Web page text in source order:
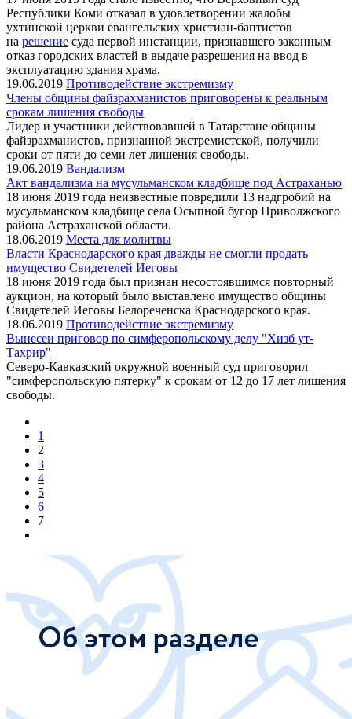
Республики Коми отказал в удовлетворении жалобы
ухтинской церкви евангельских христиан-баптистов
на решение суда первой инстанции, признавшего законным
отказ городских властей в выдаче разрешения на ввод в
эксплуатацию здания храма.
19.06.2019 Противодействие экстремизму
Члены общины файзрахманистов приговорены к реальным
срокам лишения свободы
Лидер и участники действовавшей в Татарстане общины
файзрахманистов, признанной экстремистской, получили
сроки от пяти до семи лет лишения свободы.
19.06.2019 Вандализм
Акт вандализма на мусульманском кладбище под Астраханью
18 июня 2019 года неизвестные повредили 13 надгробий на
мусульманском кладбище села Осыпной бугор Приволжского
района Астраханской области.
18.06.2019 Места для молитвы
Власти Краснодарского края дважды не смогли продать
имущество Свидетелей Иеговы
18 июня 2019 года был признан несостоявшимся повторный
аукцион, на который было выставлено имущество общины
Свидетелей Иеговы Белореченска Краснодарского края.
18.06.2019 Противодействие экстремизму
Вынесен приговор по симферопольскому делу "Хизб ут-
Тахрир"
Северо-Кавказский окружной военный суд приговорил
"симферопольскую пятерку" к срокам от 12 до 17 лет лишения
свободы.
1
2
3
4
5
6
7